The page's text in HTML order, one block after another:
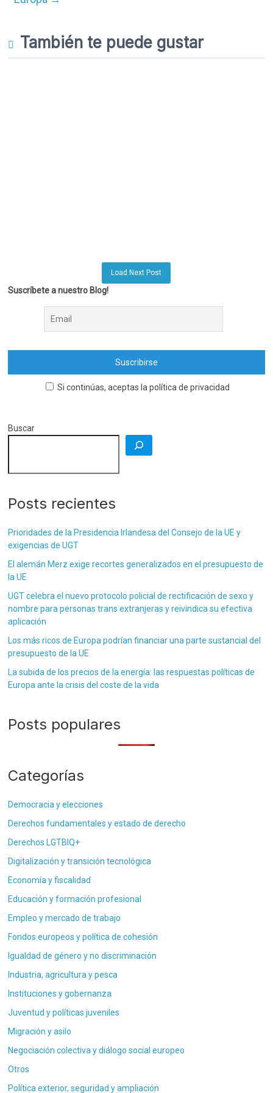
También te puede gustar
Load Next Post
Suscríbete a nuestro Blog!
Si continúas, aceptas la política de privacidad
Buscar
Posts recientes
Prioridades de la Presidencia Irlandesa del Consejo de la UE y
exigencias de UGT
El alemán Merz exige recortes generalizados en el presupuesto de
la UE
UGT celebra el nuevo protocolo policial de rectificación de sexo y
nombre para personas trans extranjeras y reivindica su efectiva
aplicación
Los más ricos de Europa podrían financiar una parte sustancial del
presupuesto de la UE
La subida de los precios de la energía: las respuestas políticas de
Europa ante la crisis del coste de la vida
Posts populares
Categorías
Democracia y elecciones
Derechos fundamentales y estado de derecho
Derechos LGTBIQ+
Digitalización y transición tecnológica
Economía y fiscalidad
Educación y formación profesional
Empleo y mercado de trabajo
Fondos europeos y política de cohesión
Igualdad de género y no discriminación
Industria, agricultura y pesca
Instituciones y gobernanza
Juventud y políticas juveniles
Migración y asilo
Negociación colectiva y diálogo social europeo
Otros
Política exterior, seguridad y ampliación